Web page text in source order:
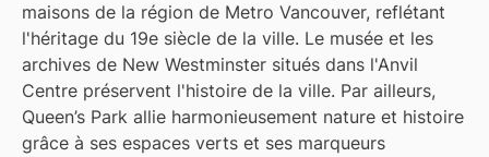
maisons de la région de Metro Vancouver, reflétant
l'héritage du 19e siècle de la ville. Le musée et les
archives de New Westminster situés dans l'Anvil
Centre préservent l'histoire de la ville. Par ailleurs,
Queen’s Park allie harmonieusement nature et histoire
grâce à ses espaces verts et ses marqueurs